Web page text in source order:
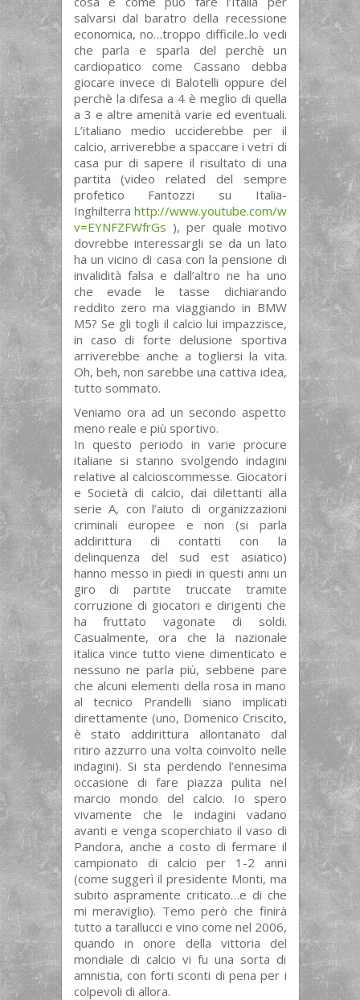
salvarsi dal baratro della recessione
economica, no…troppo difficile..lo vedi
che parla e sparla del perchè un
cardiopatico come Cassano debba
giocare invece di Balotelli oppure del
perchè la difesa a 4 è meglio di quella
a 3 e altre amenità varie ed eventuali.
L’italiano medio ucciderebbe per il
calcio, arriverebbe a spaccare i vetri di
casa pur di sapere il risultato di una
partita (video related del sempre
profetico Fantozzi su Italia-
Inghilterra http://www.youtube.com/watch?
v=EYNFZFWfrGs ), per quale motivo
dovrebbe interessargli se da un lato
ha un vicino di casa con la pensione di
invalidità falsa e dall’altro ne ha uno
che evade le tasse dichiarando
reddito zero ma viaggiando in BMW
M5? Se gli togli il calcio lui impazzisce,
in caso di forte delusione sportiva
arriverebbe anche a togliersi la vita.
Oh, beh, non sarebbe una cattiva idea,
tutto sommato.
Veniamo ora ad un secondo aspetto
meno reale e più sportivo.
In questo periodo in varie procure
italiane si stanno svolgendo indagini
relative al calcioscommesse. Giocatori
e Società di calcio, dai dilettanti alla
serie A, con l’aiuto di organizzazioni
criminali europee e non (si parla
addirittura di contatti con la
delinquenza del sud est asiatico)
hanno messo in piedi in questi anni un
giro di partite truccate tramite
corruzione di giocatori e dirigenti che
ha fruttato vagonate di soldi.
Casualmente, ora che la nazionale
italica vince tutto viene dimenticato e
nessuno ne parla più, sebbene pare
che alcuni elementi della rosa in mano
al tecnico Prandelli siano implicati
direttamente (uno, Domenico Criscito,
è stato addirittura allontanato dal
ritiro azzurro una volta coinvolto nelle
indagini). Si sta perdendo l’ennesima
occasione di fare piazza pulita nel
marcio mondo del calcio. Io spero
vivamente che le indagini vadano
avanti e venga scoperchiato il vaso di
Pandora, anche a costo di fermare il
campionato di calcio per 1-2 anni
(come suggerì il presidente Monti, ma
subito aspramente criticato…e di che
mi meraviglio). Temo però che finirà
tutto a tarallucci e vino come nel 2006,
quando in onore della vittoria del
mondiale di calcio vi fu una sorta di
amnistia, con forti sconti di pena per i
colpevoli di allora.